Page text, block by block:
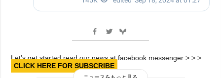
Let’s get started read our news at facebook messenger > > >
CLICK HERE FOR SUBSCRIBE